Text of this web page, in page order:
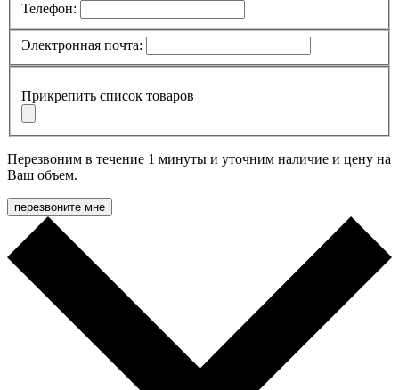
Телефон:
Электронная почта:
Прикрепить список товаров
Перезвоним в течение 1 минуты и уточним наличие и цену на
Ваш объем.
перезвоните мне